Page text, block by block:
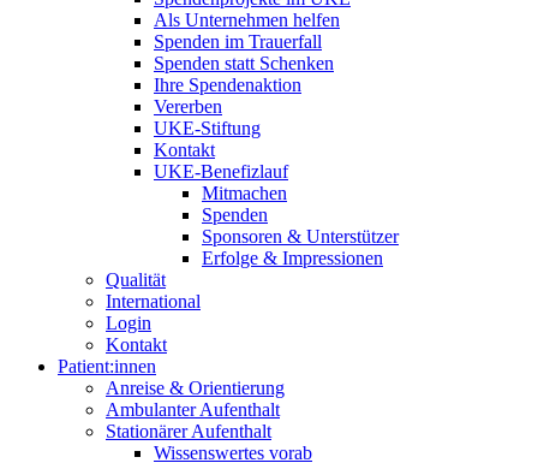
Als Unternehmen helfen
Spenden im Trauerfall
Spenden statt Schenken
Ihre Spendenaktion
Vererben
UKE-Stiftung
Kontakt
UKE-Benefizlauf
Mitmachen
Spenden
Sponsoren & Unterstützer
Erfolge & Impressionen
Qualität
International
Login
Kontakt
Patient:innen
Anreise & Orientierung
Ambulanter Aufenthalt
Stationärer Aufenthalt
Wissenswertes vorab